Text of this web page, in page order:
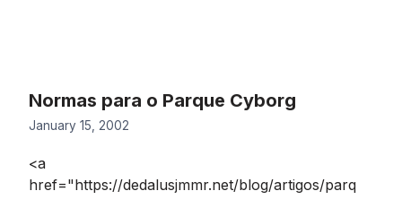
Normas para o Parque Cyborg
January 15, 2002
<a
href="https://dedalusjmmr.net/blog/artigos/parq